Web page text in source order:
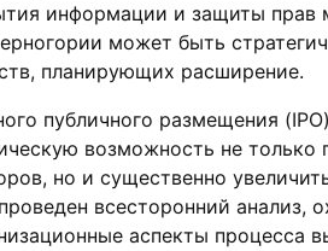
информации и защиты прав
может быть
планирующих расширение.
публичного размещения
возможность не
но и существенно
всесторонний анализ,
аспекты процесса